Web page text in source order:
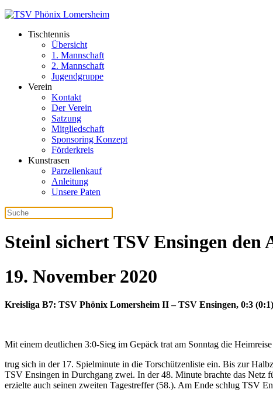
Tischtennis
Übersicht
1. Mannschaft
2. Mannschaft
Jugendgruppe
Verein
Kontakt
Der Verein
Satzung
Mitgliedschaft
Sponsoring Konzept
Förderkreis
Kunstrasen
Parzellenkauf
Anleitung
Unsere Paten
Steinl sichert TSV Ensingen den
19. November 2020
Kreisliga B7: TSV Phönix Lomersheim II – TSV Ensingen, 0:3
Mit einem deutlichen 3:0-Sieg im Gepäck trat am Sonntag die
trug sich in der 17. Spielminute in die Torschützenliste ein. Bis zur
TSV Ensingen in Durchgang zwei. In der 48. Minute brachte das Netz
erzielte auch seinen zweiten Tagestreffer (58.). Am Ende schlug TSV